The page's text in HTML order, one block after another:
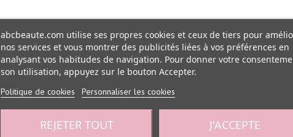
abcbeaute.com utilise ses propres cookies et ceux de tiers pour
nos services et vous montrer des publicités liées à vos préférences en
analysant vos habitudes de navigation. Pour donner votre
son utilisation, appuyez sur le bouton Accepter.
Politique de cookies Personnaliser les cookies
REJETER TOUT J'ACCEPTE